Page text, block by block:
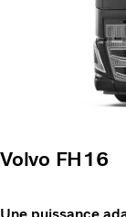
Volvo FH16